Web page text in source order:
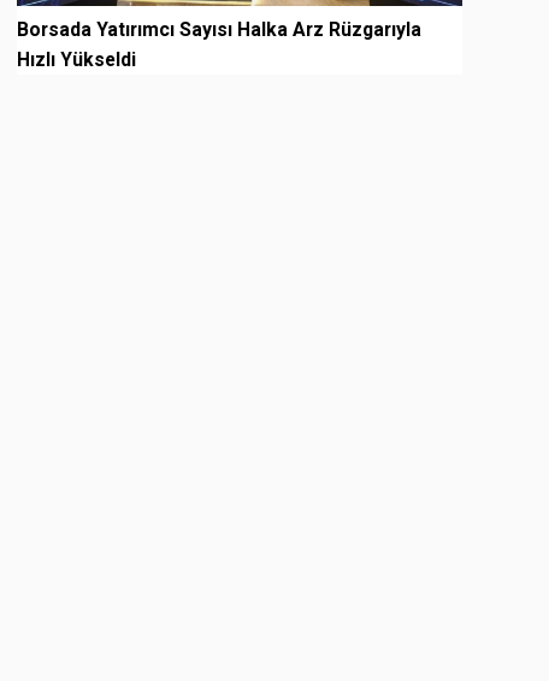
Borsada Yatırımcı Sayısı Halka Arz Rüzgarıyla
Hızlı Yükseldi